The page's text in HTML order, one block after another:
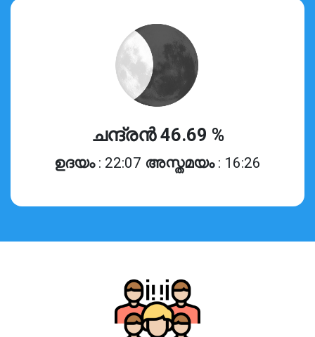
ചന്ദ്രൻ 46.69 %
ഉദയം : 22:07 അസ്തമയം : 16:26